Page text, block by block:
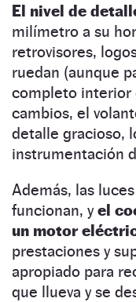
El nivel de
milímetro a su
retrovisores,
ruedan (aunque
completo interior
cambios, el
detalle gracioso,
instrumentación
Además, las
funcionan, yel
un motor
prestaciones y
apropiado para
que llueva y se